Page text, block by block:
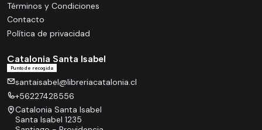
Términos y Condiciones
Contacto
Política de privacidad
Catalonia Santa Isabel
Punto de recogida
santaisabel@libreriacatalonia.cl
+56227428556
Catalonia Santa Isabel
Santa Isabel 1235